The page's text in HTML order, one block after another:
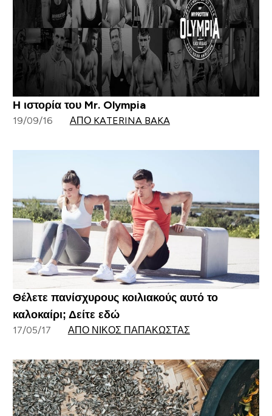
Η ιστορία του Mr. Olympia
19/09/16 ΑΠΌ KATERINA BAKA
Θέλετε πανίσχυρους κοιλιακούς αυτό το
καλοκαίρι; Δείτε εδώ
17/05/17 ΑΠΌ ΝΊΚΟΣ ΠΑΠΑΚΏΣΤΑΣ